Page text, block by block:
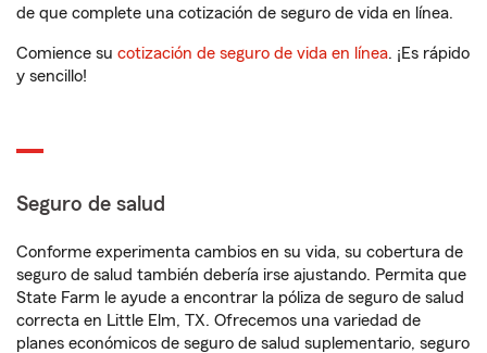
de que complete una cotización de seguro de vida en línea.
Comience su cotización de seguro de vida en línea. ¡Es rápido
y sencillo!
Seguro de salud
Conforme experimenta cambios en su vida, su cobertura de
seguro de salud también debería irse ajustando. Permita que
State Farm le ayude a encontrar la póliza de seguro de salud
correcta en Little Elm, TX. Ofrecemos una variedad de
planes económicos de seguro de salud suplementario, seguro